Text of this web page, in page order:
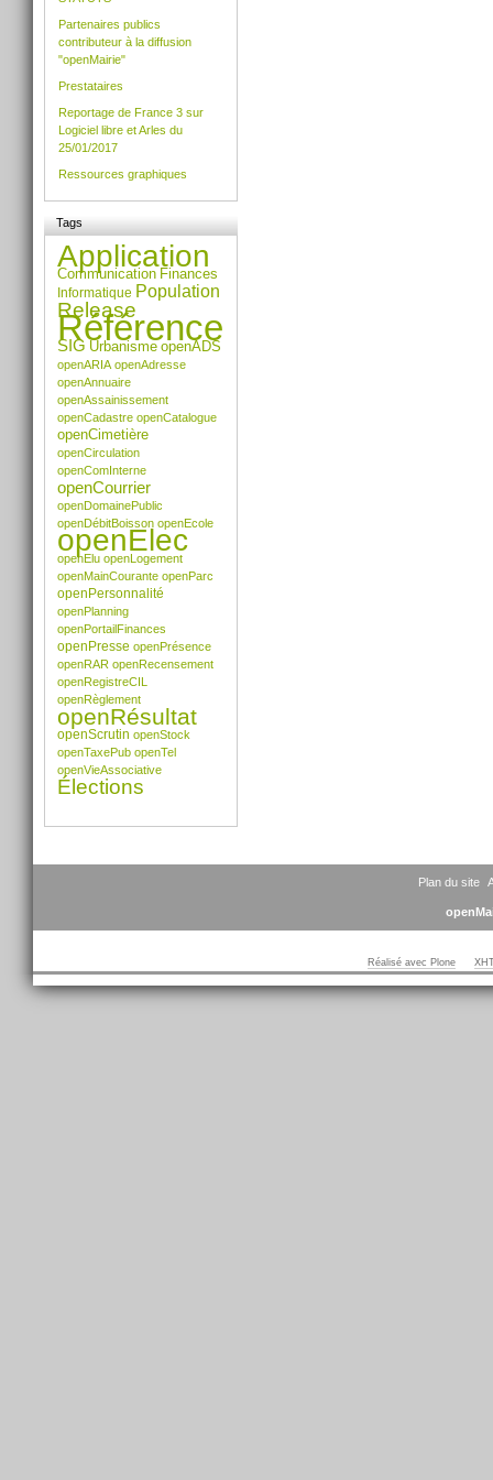
Partenaires publics
contributeur à la diffusion
"openMairie"
Prestataires
Reportage de France 3 sur
Logiciel libre et Arles du
25/01/2017
Ressources graphiques
Tags
Application
Communication Finances
Informatique Population
Release
Référence
SIG Urbanisme openADS
openARIA openAdresse
openAnnuaire
openAssainissement
openCadastre openCatalogue
openCimetière
openCirculation
openComInterne
openCourrier
openDomainePublic
openDébitBoisson openEcole
openElec
openElu openLogement
openMainCourante openParc
openPersonnalité
openPlanning
openPortailFinances
openPresse openPrésence
openRAR openRecensement
openRegistreCIL
openRèglement
openRésultat
openScrutin openStock
openTaxePub openTel
openVieAssociative
Élections
Plan du site
Réalisé avec Plone